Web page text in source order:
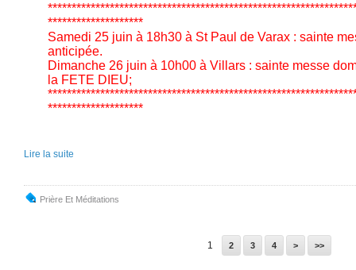
********************
Samedi 25 juin à 18h30 à St Paul de Varax : sainte
anticipée.
Dimanche 26 juin à 10h00 à Villars : sainte messe
la FETE DIEU;
********************
Lire la suite
Prière Et Méditations
1 2 3 4 > >>